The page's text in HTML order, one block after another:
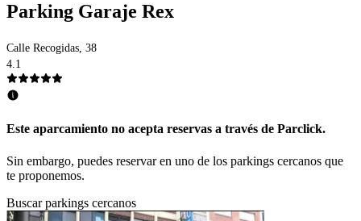
Parking Garaje Rex
Calle Recogidas, 38
4.1
Este aparcamiento no acepta reservas a través de Parclick.
Sin embargo, puedes reservar en uno de los parkings cercanos que
te proponemos.
Buscar parkings cercanos